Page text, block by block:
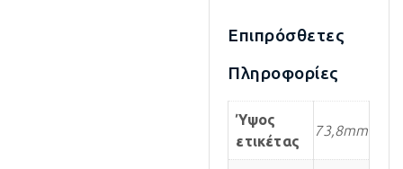
Επιπρόσθετες
Πληροφορίες
Ύψος
ετικέτας
73,8mm